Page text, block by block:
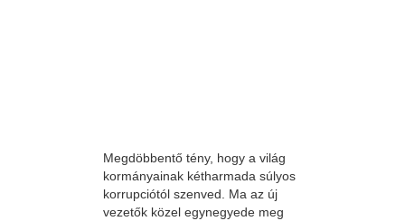
Megdöbbentő tény, hogy a világ
kormányainak kétharmada súlyos
korrupciótól szenved. Ma az új
vezetők közel egynegyede meg